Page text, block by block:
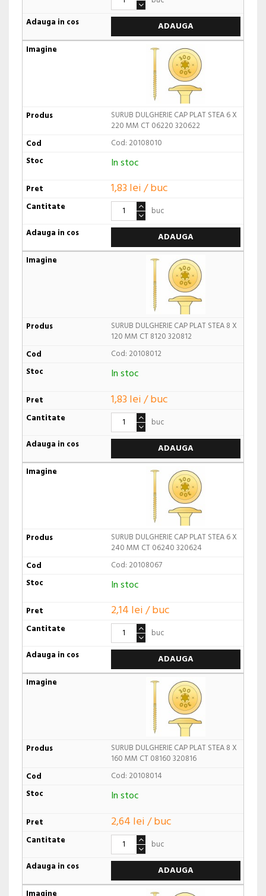
ADAUGA
SURUB DULGHERIE CAP PLAT STEA 6 X
220 MM CT 06220 320622
Cod: 20108010
In stoc
1,83 lei / buc
buc
ADAUGA
SURUB DULGHERIE CAP PLAT STEA 8 X
120 MM CT 8120 320812
Cod: 20108012
In stoc
1,83 lei / buc
buc
ADAUGA
SURUB DULGHERIE CAP PLAT STEA 6 X
240 MM CT 06240 320624
Cod: 20108067
In stoc
2,14 lei / buc
buc
ADAUGA
SURUB DULGHERIE CAP PLAT STEA 8 X
160 MM CT 08160 320816
Cod: 20108014
In stoc
2,64 lei / buc
buc
ADAUGA